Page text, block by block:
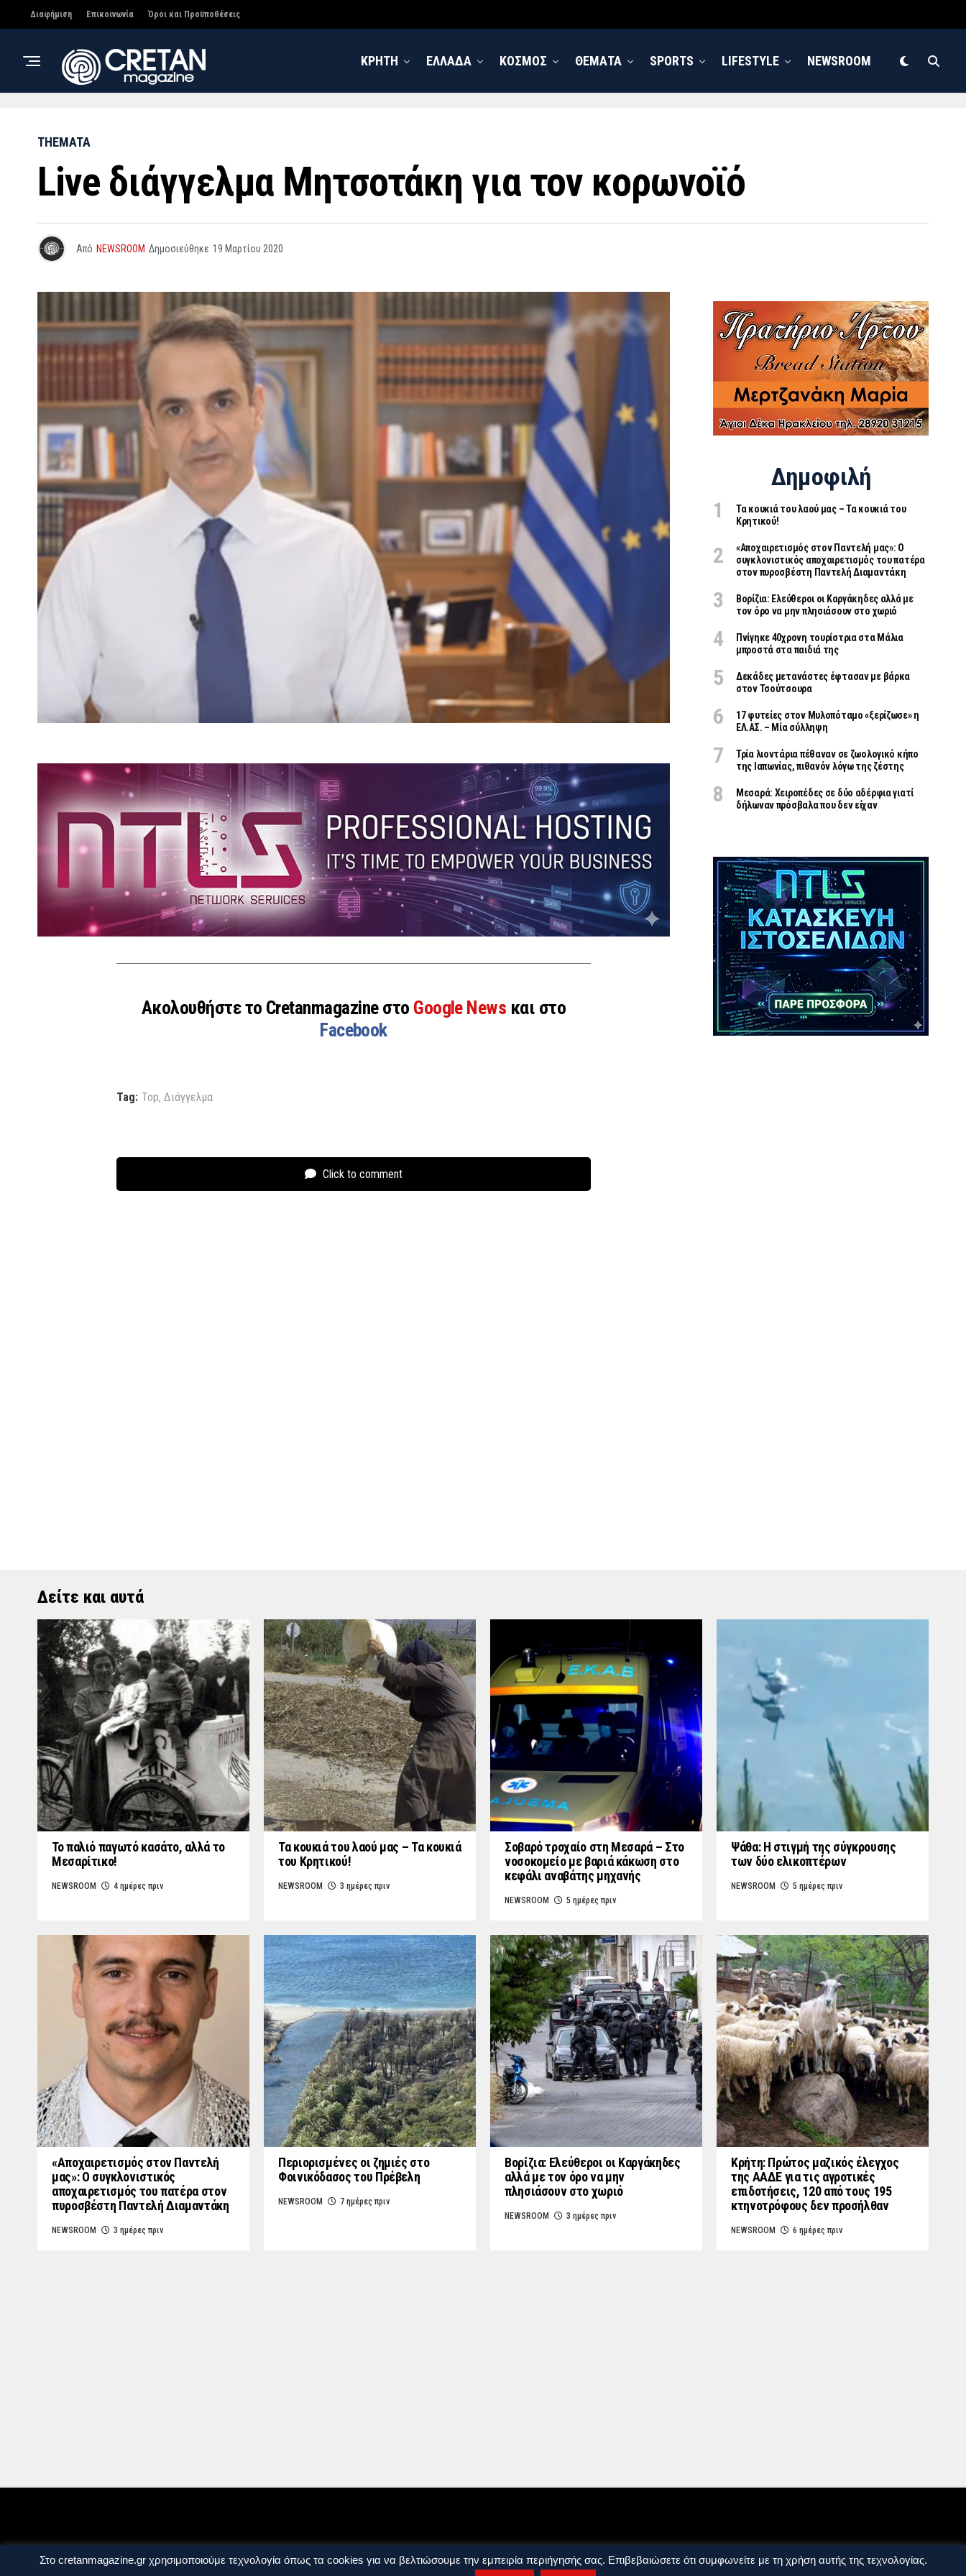
Διαφήμιση Επικοινωνία Όροι και Προϋποθέσεις
ΚΡΗΤΗ ΕΛΛΑΔΑ ΚΟΣΜΟΣ ΘΕΜΑΤΑ SPORTS LIFESTYLE NEWSROOM
THEMATA
Live διάγγελμα Μητσοτάκη για τον κορωνοϊό
Από NEWSROOM Δημοσιεύθηκε 19 Μαρτίου 2020
Ακολουθήστε το Cretanmagazine στο Google News και στο
Facebook
Tag: Top, Διάγγελμα
Click to comment
Δημοφιλή
Τα κουκιά του λαού μας – Τα κουκιά του
Κρητικού!
«Aποχαιρετισμός στον Παντελή μας»: Ο
συγκλονιστικός αποχαιρετισμός του πατέρα
στον πυροσβέστη Παντελή Διαμαντάκη
Βορίζια: Ελεύθεροι οι Καργάκηδες αλλά με
τον όρο να μην πλησιάσουν στο χωριό
Πνίγηκε 40χρονη τουρίστρια στα Μάλια
μπροστά στα παιδιά της
Δεκάδες μετανάστες έφτασαν με βάρκα
στον Τσούτσουρα
17 φυτείες στον Μυλοπόταμο «ξερίζωσε» η
ΕΛ.ΑΣ. – Μία σύλληψη
Τρία λιοντάρια πέθαναν σε ζωολογικό κήπο
της Ιαπωνίας, πιθανόν λόγω της ζέστης
Μεσαρά: Χειροπέδες σε δύο αδέρφια γιατί
δήλωναν πρόσβαλα που δεν είχαν
Δείτε και αυτά
Το παλιό παγωτό κασάτο, αλλά το
Μεσαρίτικο!
NEWSROOM 4 ημέρες πριν
Τα κουκιά του λαού μας – Τα κουκιά
του Κρητικού!
NEWSROOM 3 ημέρες πριν
Σοβαρό τροχαίο στη Μεσαρά – Στο
νοσοκομείο με βαριά κάκωση στο
κεφάλι αναβάτης μηχανής
NEWSROOM 5 ημέρες πριν
Ψάθα: Η στιγμή της σύγκρουσης
των δύο ελικοπτέρων
NEWSROOM 5 ημέρες πριν
«Aποχαιρετισμός στον Παντελή
μας»: Ο συγκλονιστικός
αποχαιρετισμός του πατέρα στον
πυροσβέστη Παντελή Διαμαντάκη
NEWSROOM 3 ημέρες πριν
Περιορισμένες οι ζημιές στο
Φοινικόδασος του Πρέβελη
NEWSROOM 7 ημέρες πριν
Βορίζια: Ελεύθεροι οι Καργάκηδες
αλλά με τον όρο να μην
πλησιάσουν στο χωριό
NEWSROOM 3 ημέρες πριν
Κρήτη: Πρώτος μαζικός έλεγχος
της ΑΑΔΕ για τις αγροτικές
επιδοτήσεις, 120 από τους 195
κτηνοτρόφους δεν προσήλθαν
NEWSROOM 6 ημέρες πριν
Copyright © 2014 - 2026 Cretanmagazine. All rights reserved. byj. bitsakakis
Στο cretanmagazine.gr χρησιμοποιούμε τεχνολογία όπως τα cookies για να βελτιώσουμε την εμπειρία περιήγησής σας. Επιβεβαιώσετε ότι συμφωνείτε με τη χρήση αυτής της τεχνολογίας.